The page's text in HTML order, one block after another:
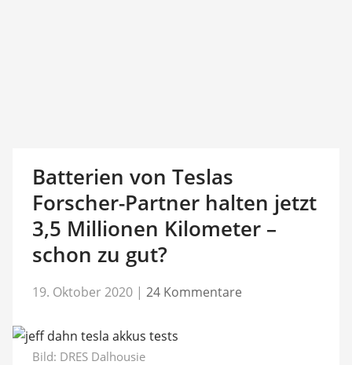
Batterien von Teslas
Forscher-Partner halten jetzt
3,5 Millionen Kilometer –
schon zu gut?
19. Oktober 2020 | 24 Kommentare
Bild: DRES Dalhousie